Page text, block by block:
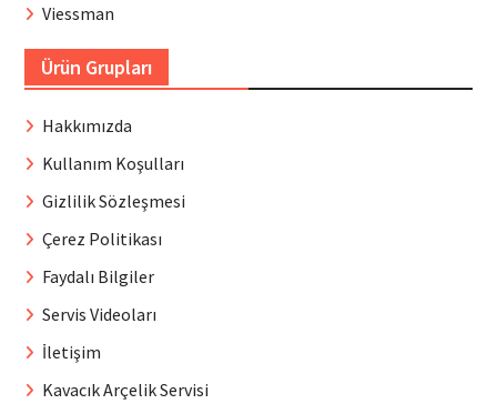
Viessman
Ürün Grupları
Hakkımızda
Kullanım Koşulları
Gizlilik Sözleşmesi
Çerez Politikası
Faydalı Bilgiler
Servis Videoları
İletişim
Kavacık Arçelik Servisi